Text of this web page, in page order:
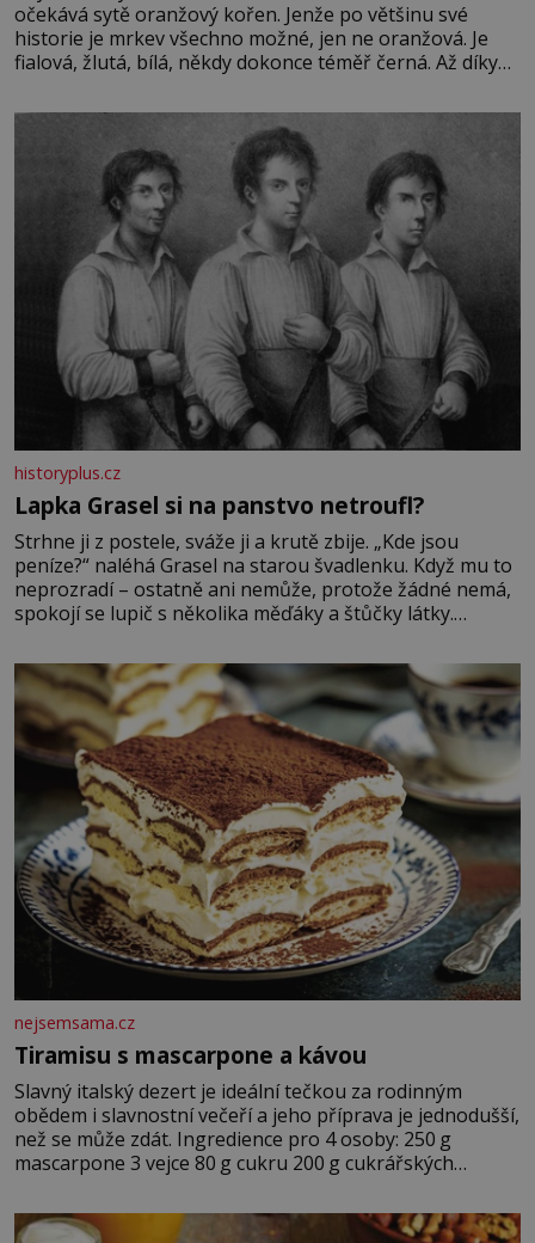
očekává sytě oranžový kořen. Jenže po většinu své
historie je mrkev všechno možné, jen ne oranžová. Je
fialová, žlutá, bílá, někdy dokonce téměř černá. Až díky
bez které si českou zahradu ani nedokážeme představit.
historyplus.cz
Lapka Grasel si na panstvo netroufl?
Strhne ji z postele, sváže ji a krutě zbije. „Kde jsou
peníze?“ naléhá Grasel na starou švadlenku. Když mu to
neprozradí – ostatně ani nemůže, protože žádné nemá,
spokojí se lupič s několika měďáky a štůčky látky.
krutý. Jeho činy budí hrůzu ještě dlouho po jeho smrti
nejsemsama.cz
Tiramisu s mascarpone a kávou
Slavný italský dezert je ideální tečkou za rodinným
obědem i slavnostní večeří a jeho příprava je jednodušší,
než se může zdát. Ingredience pro 4 osoby: 250 g
mascarpone 3 vejce 80 g cukru 200 g cukrářských
posypání Postup: Oddělte žloutky od bílků. Žloutky
vyšlehejte s cukrem do světlé pěny a postupně do nich